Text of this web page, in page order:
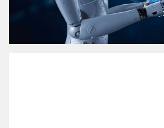
09101364784
شروع گفتگو
@Armteam_admin_104